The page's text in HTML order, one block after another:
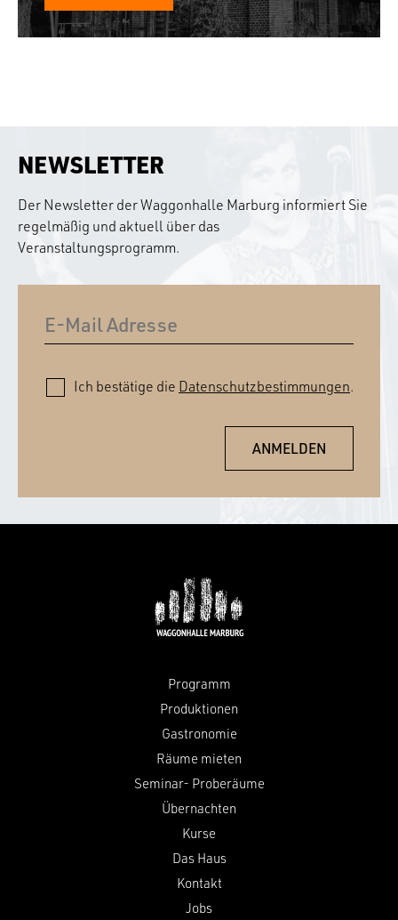
NEWSLETTER
Der Newsletter der Waggonhalle Marburg informiert Sie
regelmäßig und aktuell über das
Veranstaltungsprogramm.
Ich bestätige die Datenschutzbestimmungen.
Programm
Produktionen
Gastronomie
Räume mieten
Seminar- Proberäume
Übernachten
Kurse
Das Haus
Kontakt
Jobs